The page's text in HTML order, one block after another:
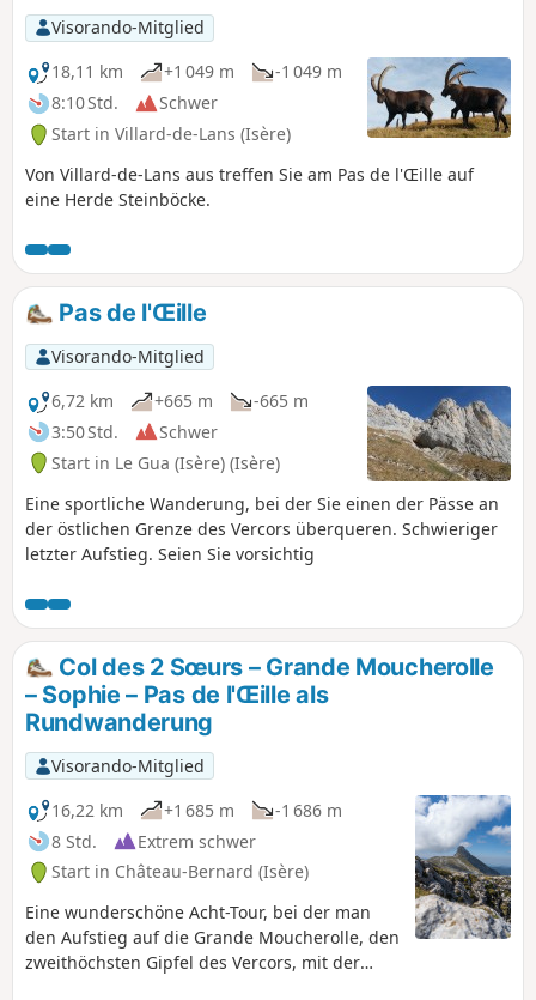
Visorando-Mitglied
18,11 km
+1 049 m
-1 049 m
8:10 Std.
Schwer
Start in Villard-de-Lans (Isère)
Von Villard-de-Lans aus treffen Sie am Pas de l'Œille auf
eine Herde Steinböcke.
Pas de l'Œille
Visorando-Mitglied
6,72 km
+665 m
-665 m
3:50 Std.
Schwer
Start in Le Gua (Isère) (Isère)
Eine sportliche Wanderung, bei der Sie einen der Pässe an
der östlichen Grenze des Vercors überqueren. Schwieriger
letzter Aufstieg. Seien Sie vorsichtig
Col des 2 Sœurs – Grande Moucherolle
– Sophie – Pas de l'Œille als
Rundwanderung
Visorando-Mitglied
16,22 km
+1 685 m
-1 686 m
8 Std.
Extrem schwer
Start in Château-Bernard (Isère)
Eine wunderschöne Acht-Tour, bei der man
den Aufstieg auf die Grande Moucherolle, den
zweithöchsten Gipfel des Vercors, mit der